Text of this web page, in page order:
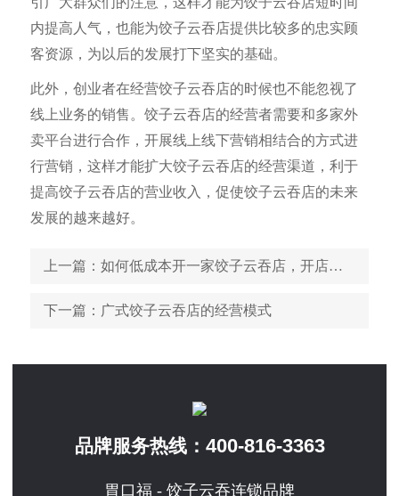
内提高人气，也能为饺子云吞店提供比较多的忠实顾
客资源，为以后的发展打下坚实的基础。
此外，创业者在经营饺子云吞店的时候也不能忽视了
线上业务的销售。饺子云吞店的经营者需要和多家外
卖平台进行合作，开展线上线下营销相结合的方式进
行营销，这样才能扩大饺子云吞店的经营渠道，利于
提高饺子云吞店的营业收入，促使饺子云吞店的未来
发展的越来越好。
上一篇 ：如何低成本开一家饺子云吞店，开店经验分享
下一篇 ：广式饺子云吞店的经营模式
品牌服务热线： 400-816-3363
胃口福 - 饺子云吞连锁品牌